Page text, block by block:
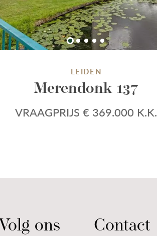
LEIDEN
Merendonk 137
VRAAGPRIJS € 369.000 K.K.
Volg ons Contact